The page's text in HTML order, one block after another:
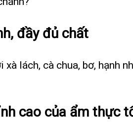
đầy đủ chất
lách, cà chua, bơ, hạnh
cao của ẩm thực